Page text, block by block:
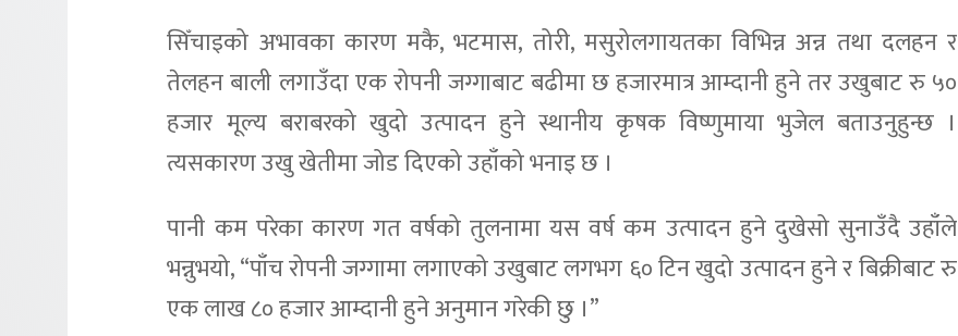
सिँचाइको अभावका कारण मकै, भटमास, तोरी, मसुरोलगायतका विभिन्न अन्न तथा दलहन र
तेलहन बाली लगाउँदा एक रोपनी जग्गाबाट बढीमा छ हजारमात्र आम्दानी हुने तर उखुबाट रु ५०
हजार मूल्य बराबरको खुदो उत्पादन हुने स्थानीय कृषक विष्णुमाया भुजेल बताउनुहुन्छ ।
त्यसकारण उखु खेतीमा जोड दिएको उहाँको भनाइ छ ।
पानी कम परेका कारण गत वर्षको तुलनामा यस वर्ष कम उत्पादन हुने दुखेसो सुनाउँदै उहाँले
भन्नुभयो, “पाँच रोपनी जग्गामा लगाएको उखुबाट लगभग ६० टिन खुदो उत्पादन हुने र बिक्रीबाट रु
एक लाख ८० हजार आम्दानी हुने अनुमान गरेकी छु ।”